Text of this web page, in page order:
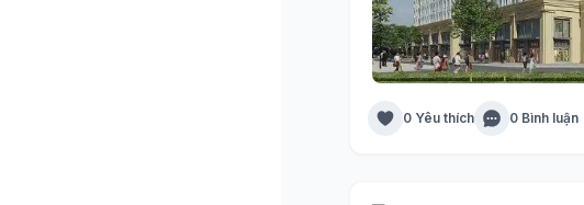
0 Yêu thích 0 Bình luận